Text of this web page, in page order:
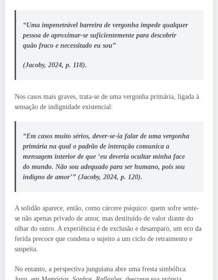
“Uma impenetrável barreira de vergonha impede qualquer
pessoa de aproximar-se suficientemente para descobrir
quão fraco e necessitado eu sou”
(Jacoby, 2024, p. 118).
Nos casos mais graves, trata-se de uma vergonha primária, ligada à
sensação de indignidade existencial:
“Em casos muito sérios, dever-se-ia falar de uma vergonha
primária na qual o padrão de interação comunica a
mensagem interior de que ‘eu deveria ocultar minha face
do mundo. Não sou adequado para ser humano, pois sou
indigno de amor’” (Jacoby, 2024, p. 120).
A solidão aparece, então, como cárcere psíquico: quem sofre sente-
se não apenas privado de amor, mas destituído de valor diante do
olhar do outro. A experiência é de exclusão e desamparo, um eco da
ferida precoce que condena o sujeito a um ciclo de retraimento e
suspeita.
No entanto, a perspectiva junguiana abre uma fresta simbólica.